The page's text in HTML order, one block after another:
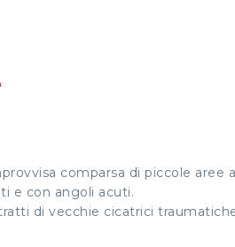
comparsa di piccole aree
e con angoli acuti.
di vecchie cicatrici